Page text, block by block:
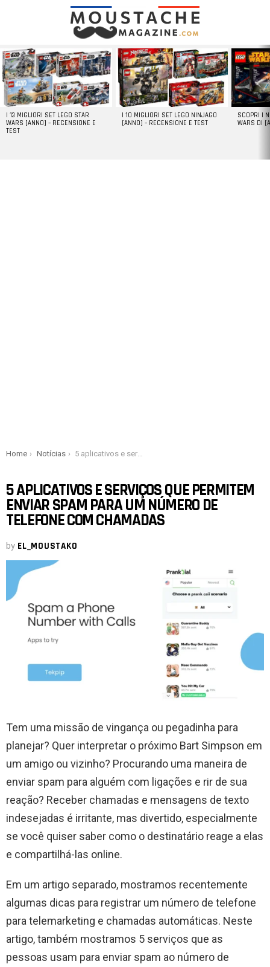
LATEST
STORIES
I 13 MIGLIORI SET LEGO STAR
WARS [ANNO] – RECENSIONE E
TEST
I 10 MIGLIORI SET LEGO NINJAGO
[ANNO] – RECENSIONE E TEST
SCOPRI I
WARS DI
You are here:
Home Notícias 5 aplicativos e serviços que permitem enviar spam para um número de telefone com chamadas
5 APLICATIVOS E SERVIÇOS QUE PERMITEM
ENVIAR SPAM PARA UM NÚMERO DE
TELEFONE COM CHAMADAS
by EL_MOUSTAKO
Tem uma missão de vingança ou pegadinha para
planejar? Quer interpretar o próximo Bart Simpson em
um amigo ou vizinho? Procurando uma maneira de
enviar spam para alguém com ligações e rir de sua
reação? Receber chamadas e mensagens de texto
indesejadas é irritante, mas divertido, especialmente
se você quiser saber como o destinatário reage a elas
e compartilhá-las online.
Em um artigo separado, mostramos recentemente
algumas dicas para registrar um número de telefone
para telemarketing e chamadas automáticas. Neste
artigo, também mostramos 5 serviços que as
pessoas usam para enviar spam ao número de